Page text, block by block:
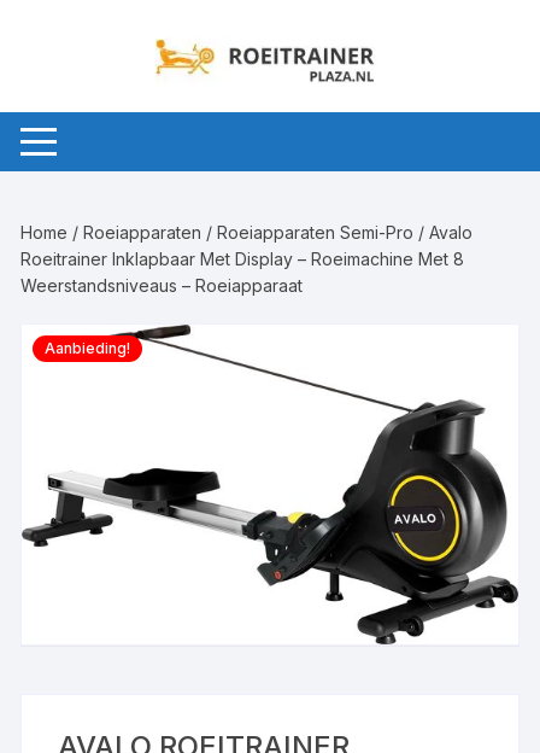
Home /Roeiapparaten /Roeiapparaten Semi-Pro / Avalo
Roeitrainer Inklapbaar Met Display – Roeimachine Met 8
Weerstandsniveaus – Roeiapparaat
Aanbieding!